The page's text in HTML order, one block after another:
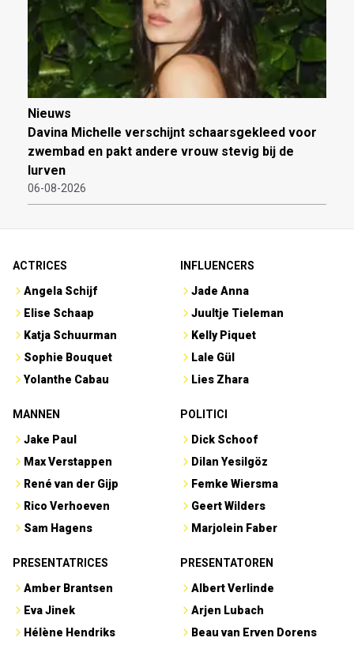
Nieuws
Davina Michelle verschijnt schaarsgekleed voor
zwembad en pakt andere vrouw stevig bij de
lurven
06-08-2026
ACTRICES
Angela Schijf
Elise Schaap
Katja Schuurman
Sophie Bouquet
Yolanthe Cabau
INFLUENCERS
Jade Anna
Juultje Tieleman
Kelly Piquet
Lale Gül
Lies Zhara
MANNEN
Jake Paul
Max Verstappen
René van der Gijp
Rico Verhoeven
Sam Hagens
POLITICI
Dick Schoof
Dilan Yesilgöz
Femke Wiersma
Geert Wilders
Marjolein Faber
PRESENTATRICES
Amber Brantsen
Eva Jinek
Hélène Hendriks
PRESENTATOREN
Albert Verlinde
Arjen Lubach
Beau van Erven Dorens